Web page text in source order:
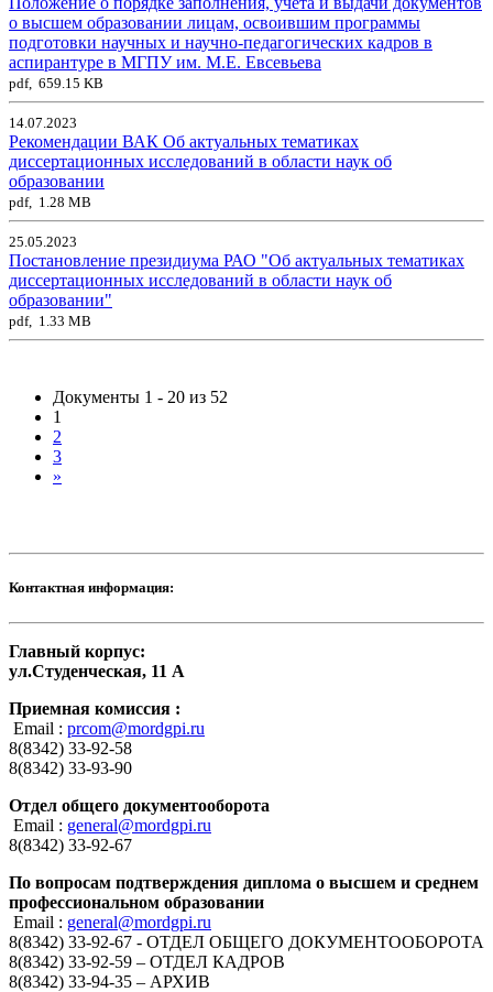
о высшем образовании лицам, освоившим программы
подготовки научных и научно-педагогических кадров в
аспирантуре в МГПУ им. М.Е. Евсевьева
pdf, 659.15 KB
14.07.2023
Рекомендации ВАК Об актуальных тематиках
диссертационных исследований в области наук об
образовании
pdf, 1.28 MB
25.05.2023
Постановление президиума РАО "Об актуальных тематиках
диссертационных исследований в области наук об
образовании"
pdf, 1.33 MB
Документы 1 - 20 из 52
1
2
3
»
Контактная информация:
Главный корпус:
ул.Студенческая, 11 А
Приемная комиссия :
Email : prcom@mordgpi.ru
8(8342) 33-92-58
8(8342) 33-93-90
Отдел общего документооборота
Email : general@mordgpi.ru
8(8342) 33-92-67
По вопросам подтверждения диплома о высшем и среднем
профессиональном образовании
Email : general@mordgpi.ru
8(8342) 33-92-67 - ОТДЕЛ ОБЩЕГО ДОКУМЕНТООБОРОТА
8(8342) 33-92-59 – ОТДЕЛ КАДРОВ
8(8342) 33-94-35 – АРХИВ